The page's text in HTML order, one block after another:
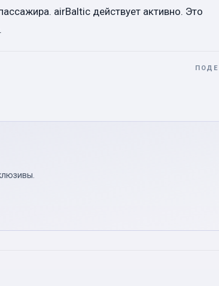
airBaltic действует активно. Это